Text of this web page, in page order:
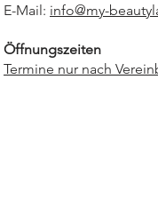
E-Mail: info@my-
Öffnungszeiten
Termine nur nach